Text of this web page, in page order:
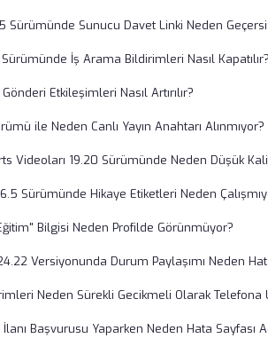
Sürümünde Sunucu Davet Linki Neden
İş Arama Bildirimleri Nasıl
Etkileşimleri Nasıl Artırılır?
ile Neden Canlı Yayın Anahtarı Alınmıyor?
Videoları 19.20 Sürümünde Neden Düşük
Sürümünde Hikaye Etiketleri Neden
Bilgisi Neden Profilde Görünmüyor?
Versiyonunda Durum Paylaşımı Neden
Neden Sürekli Gecikmeli Olarak Telefona
Başvurusu Yaparken Neden Hata Sayfası